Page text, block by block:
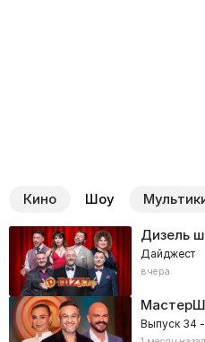
Кино Шоу
Дизель
Дайджест
вчера
Выпуск 34